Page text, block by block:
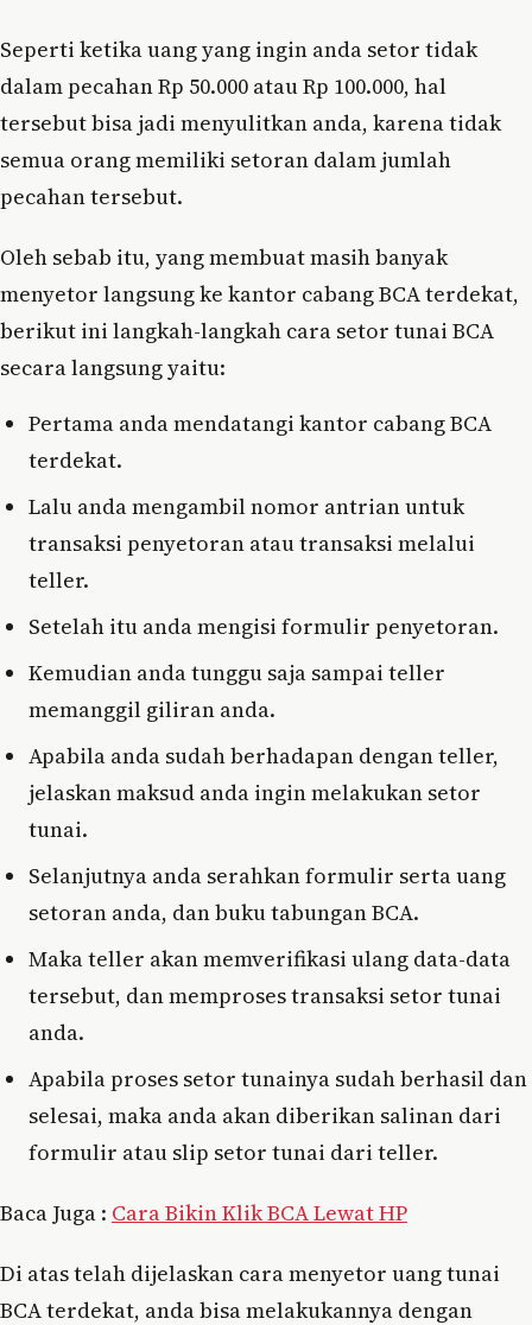
Seperti ketika uang yang ingin anda setor tidak
dalam pecahan Rp 50.000 atau Rp 100.000, hal
tersebut bisa jadi menyulitkan anda, karena tidak
semua orang memiliki setoran dalam jumlah
pecahan tersebut.
Oleh sebab itu, yang membuat masih banyak
menyetor langsung ke kantor cabang BCA terdekat,
berikut ini langkah-langkah cara setor tunai BCA
secara langsung yaitu:
Pertama anda mendatangi kantor cabang BCA
terdekat.
Lalu anda mengambil nomor antrian untuk
transaksi penyetoran atau transaksi melalui
teller.
Setelah itu anda mengisi formulir penyetoran.
Kemudian anda tunggu saja sampai teller
memanggil giliran anda.
Apabila anda sudah berhadapan dengan teller,
jelaskan maksud anda ingin melakukan setor
tunai.
Selanjutnya anda serahkan formulir serta uang
setoran anda, dan buku tabungan BCA.
Maka teller akan memverifikasi ulang data-data
tersebut, dan memproses transaksi setor tunai
anda.
Apabila proses setor tunainya sudah berhasil dan
selesai, maka anda akan diberikan salinan dari
formulir atau slip setor tunai dari teller.
Baca Juga : Cara Bikin Klik BCA Lewat HP
Di atas telah dijelaskan cara menyetor uang tunai
BCA terdekat, anda bisa melakukannya dengan